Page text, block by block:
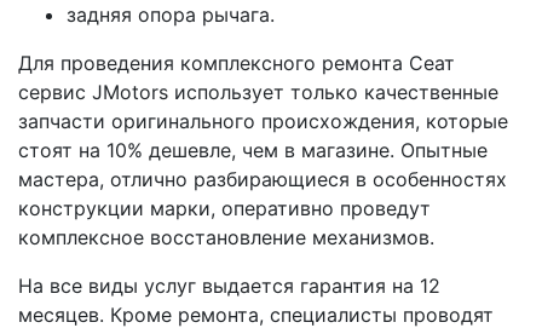
задняя опора рычага.
Для проведения комплексного ремонта Сеат
сервис JMotors использует только качественные
запчасти оригинального происхождения, которые
стоят на 10% дешевле, чем в магазине. Опытные
мастера, отлично разбирающиеся в особенностях
конструкции марки, оперативно проведут
комплексное восстановление механизмов.
На все виды услуг выдается гарантия на 12
месяцев. Кроме ремонта, специалисты проводят